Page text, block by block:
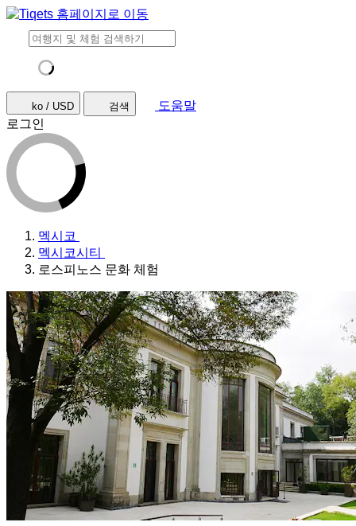
ko / USD 검색
도움말
로그인
멕시코
멕시코시티
로스피노스 문화 체험